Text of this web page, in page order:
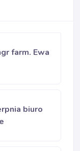
farm. Ewa
biuro